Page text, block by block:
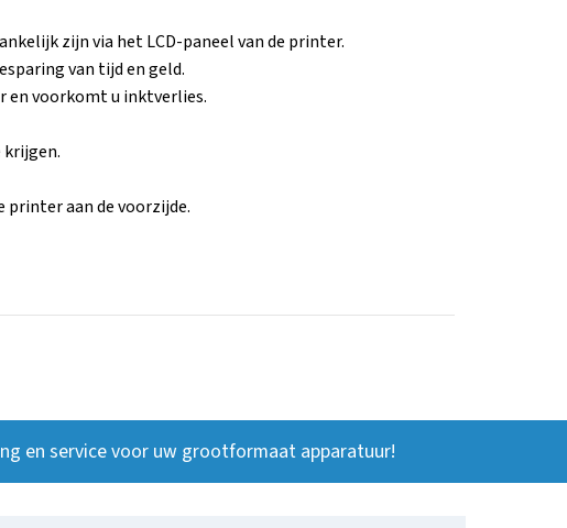
zijn via het LCD-paneel van de printer.
van tijd en geld.
en voorkomt u inktverlies.
krijgen.
printer aan de voorzijde.
en service voor uw grootformaat apparatuur!